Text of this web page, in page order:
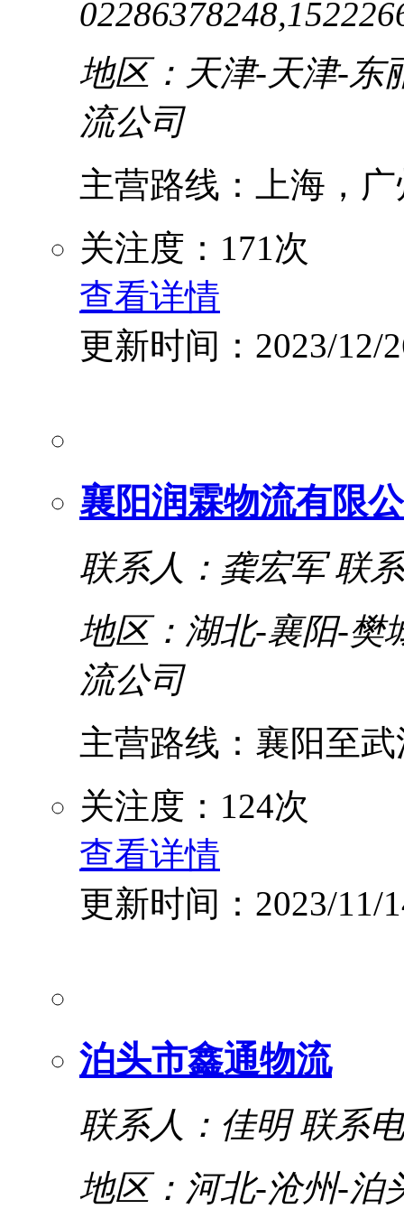
地区：天津-天津-东
流公司
主营路线：上海，
关注度：171次
查看详情
更新时间：2023/12/
襄阳润霖物流有限
联系人：龚宏军 联
地区：湖北-襄阳-樊
流公司
主营路线：襄阳至
关注度：124次
查看详情
更新时间：2023/11/
泊头市鑫通物流
联系人：佳明 联系
地区：河北-沧州-泊